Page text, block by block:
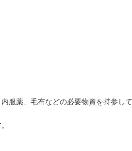
服薬、毛布などの必要物資を持参して